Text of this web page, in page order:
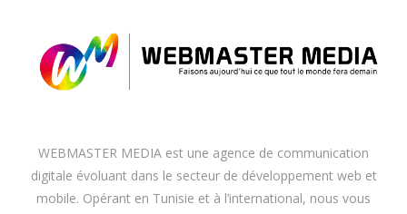
WEBMASTER MEDIA est une agence de communication
digitale évoluant dans le secteur de développement web et
mobile. Opérant en Tunisie et à l’international, nous vous